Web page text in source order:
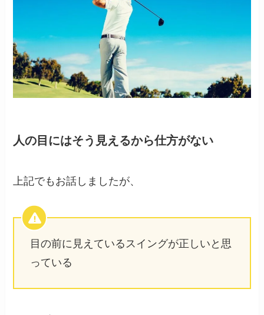
人の目にはそう見えるから仕方がない
上記でもお話しましたが、
目の前に見えているスイングが正しいと思
っている